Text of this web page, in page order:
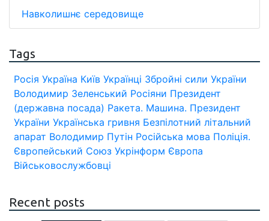
Навколишнє середовище
Tags
Росія Україна Київ Українці Збройні сили України
Володимир Зеленський Росіяни Президент
(державна посада) Ракета. Машина. Президент
України Українська гривня Безпілотний літальний
апарат Володимир Путін Російська мова Поліція.
Європейський Союз Укрінформ Європа
Військовослужбовці
Recent posts